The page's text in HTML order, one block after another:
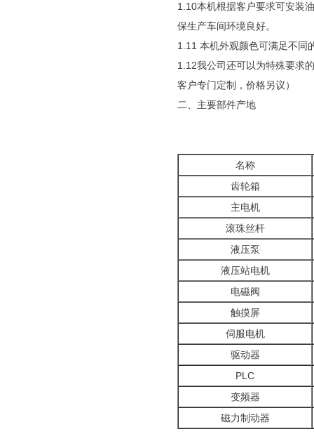
1.10本机根据客户要求可安装
保生产车间环境良好。
1.11 本机外观颜色可满足不同
1.12我公司还可以为特殊要求
客户专门定制，价格另议）
二、主要部件产地
名称
齿轮箱
主电机
滚珠丝杆
液压泵
液压站电机
电磁阀
触摸屏
伺服电机
驱动器
PLC
变频器
磁力制动器